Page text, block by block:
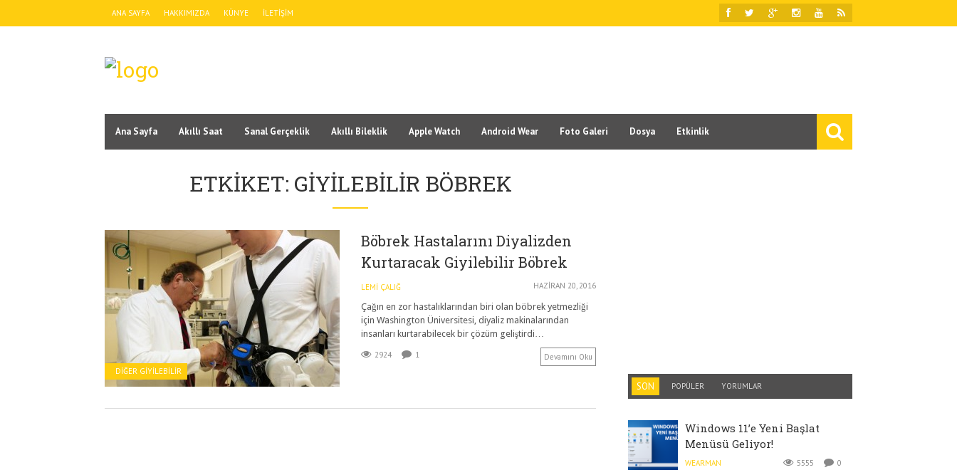
ANA SAYFA HAKKIMIZDA KÜNYE İLETIŞIM
Ana Sayfa Akıllı Saat Sanal Gerçeklik Akıllı Bileklik Apple Watch Android Wear Foto Galeri Dosya Etkinlik
ETKIKET: GIYILEBILIR BÖBREK
DIĞER GIYILEBILIR
Böbrek Hastalarını Diyalizden
Kurtaracak Giyilebilir Böbrek
LEMI ÇALIĞ HAZIRAN 20, 2016
Çağın en zor hastalıklarından biri olan böbrek yetmezliği
için Washington Üniversitesi, diyaliz makinalarından
insanları kurtarabilecek bir çözüm geliştirdi…
2924 1 Devamını Oku
SON POPÜLER YORUMLAR
Windows 11’e Yeni Başlat
Menüsü Geliyor!
WEARMAN 5555 0